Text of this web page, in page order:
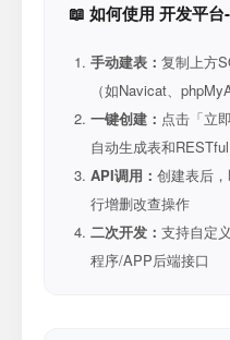
📖 如何使用 开发平
手动建表： 复制上方
（如Navicat、
一键创建： 点击「立
自动生成表和
API调用： 创建表后
行增删改查操作
二次开发： 支持自定
程序/APP后端接口